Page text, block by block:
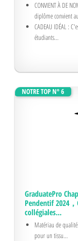
CONVIENT À DE
diplôme convient
CADEAU IDÉAL :
étudiants...
NOTRE TOP N° 6
GraduatePro
Pendentif 2024
collégiales...
Matériau de
pour un tissu...